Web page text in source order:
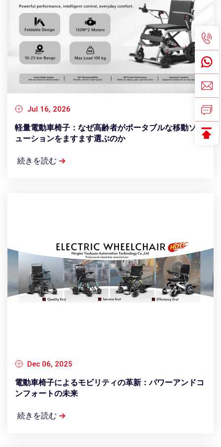
Jul 16, 2026
軽量電動車椅子：なぜ高齢者がポータブルな移動ソリ
ューションをますます選ぶのか
続きを読む
Dec 06, 2025
電動車椅子によるモビリティの革新：パワーアンドコ
ンフォートの未来
続きを読む